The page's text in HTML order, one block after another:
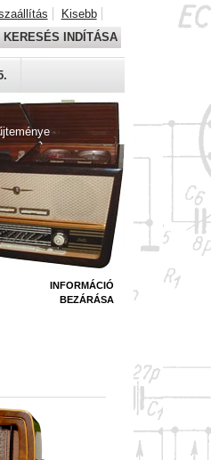
Kisebb
KERESÉS INDÍTÁSA
INFORMÁCIÓ
BEZÁRÁSA